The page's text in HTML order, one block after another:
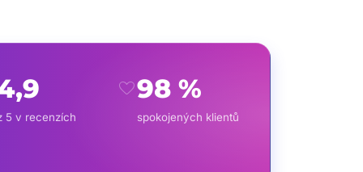
5 v recenzích
favorite98 %
spokojených klientů